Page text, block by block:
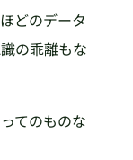
どのデータ
の乖離もな
てのものな